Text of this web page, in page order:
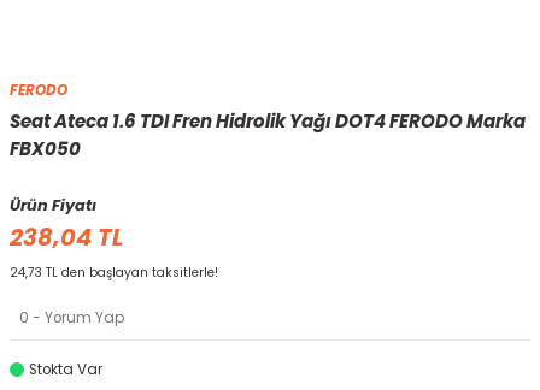
FERODO
Seat Ateca 1.6 TDI Fren Hidrolik Yağı DOT4 FERODO Marka
FBX050
Ürün Fiyatı
238,04 TL
24,73 TL den başlayan taksitlerle!
0 - Yorum Yap
Stokta Var